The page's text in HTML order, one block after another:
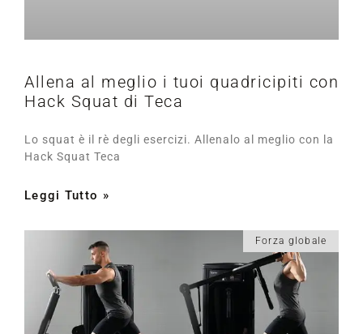
Allena al meglio i tuoi quadricipiti con
Hack Squat di Teca
Lo squat è il rè degli esercizi. Allenalo al meglio con la
Hack Squat Teca
Leggi Tutto »
Forza globale